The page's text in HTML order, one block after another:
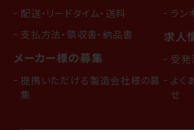
配送・リードタイム・送料
支払方法・領収書・納品書
メーカー様の募集
提携いただける製造会社様の募
集
ラン
求人
受発
よく
せ